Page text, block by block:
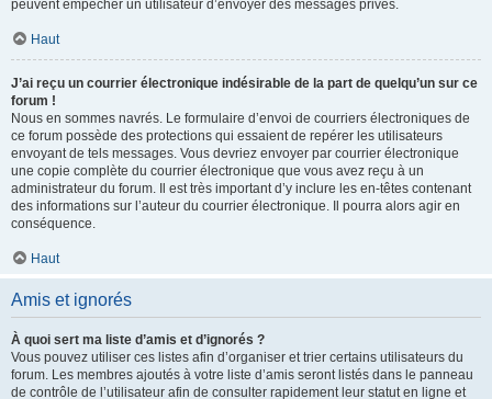
peuvent empêcher un utilisateur d’envoyer des messages privés.
Haut
J’ai reçu un courrier électronique indésirable de la part de quelqu’un sur ce
forum !
Nous en sommes navrés. Le formulaire d’envoi de courriers électroniques de
ce forum possède des protections qui essaient de repérer les utilisateurs
envoyant de tels messages. Vous devriez envoyer par courrier électronique
une copie complète du courrier électronique que vous avez reçu à un
administrateur du forum. Il est très important d’y inclure les en-têtes contenant
des informations sur l’auteur du courrier électronique. Il pourra alors agir en
conséquence.
Haut
Amis et ignorés
À quoi sert ma liste d’amis et d’ignorés ?
Vous pouvez utiliser ces listes afin d’organiser et trier certains utilisateurs du
forum. Les membres ajoutés à votre liste d’amis seront listés dans le panneau
de contrôle de l’utilisateur afin de consulter rapidement leur statut en ligne et